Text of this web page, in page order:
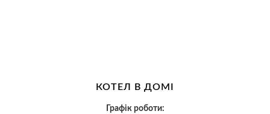
КОТЕЛ В ДОМІ
Графік роботи: